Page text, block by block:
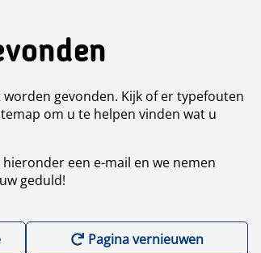
gevonden. Kijk of er typefouten
om u te helpen vinden wat u
een e-mail en we nemen
geduld!
Pagina vernieuwen